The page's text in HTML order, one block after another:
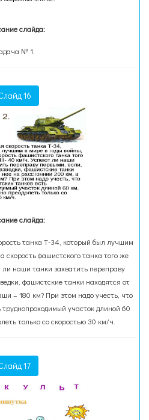
слайда:
№ 1.
16
слайда:
танка Т-34, который был лучшим
скорость фашистского танка того же
наши танки захватить переправу
фашистские танки находятся от
– 180 км? При этом надо учесть, что
труднопроходимый участок длиной 60
только со скоростью 30 км/ч.
17